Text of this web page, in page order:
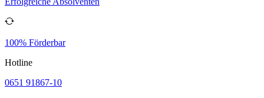
100% Förderbar
Hotline
0651 91867-10